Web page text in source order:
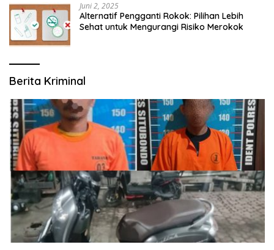
Juni 2, 2025
Alternatif Pengganti Rokok: Pilihan Lebih
Sehat untuk Mengurangi Risiko Merokok
Berita Kriminal